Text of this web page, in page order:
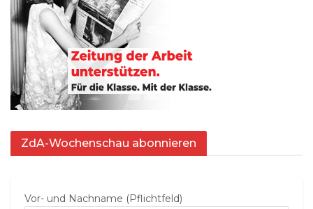
ZdA-Wochenschau abonnieren
Vor- und Nachname (Pflichtfeld)